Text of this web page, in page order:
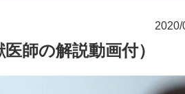
2020/
師の解説動画付）